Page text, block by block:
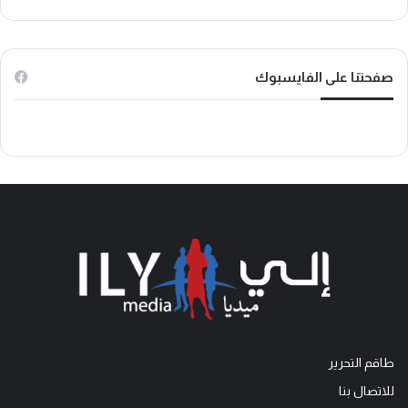
ك
ب
o
k
صفحتنا على الفايسبوك
طاقم التحرير
للاتصال بنا